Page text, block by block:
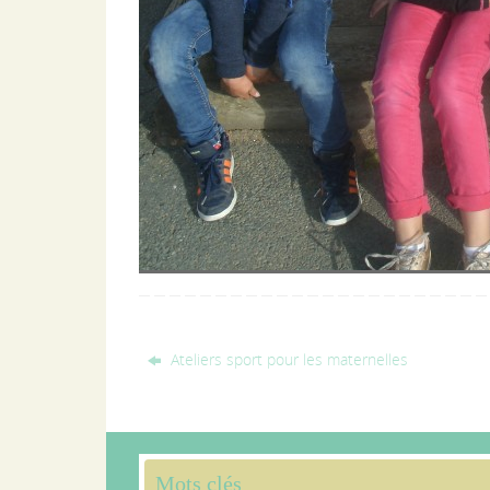
Ateliers sport pour les maternelles
Mots clés